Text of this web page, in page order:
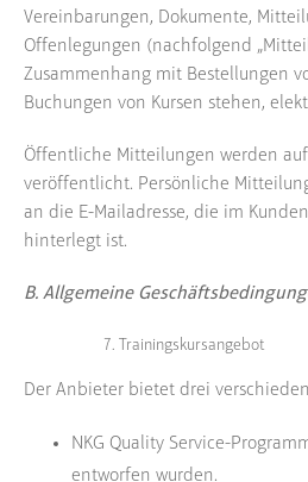
Vereinbarungen, Dokumente,
Offenlegungen (nachfolgend
Zusammenhang mit Bestellungen
Buchungen von Kursen stehen,
Öffentliche Mitteilungen werden
veröffentlicht. Persönliche
an die E-Mailadresse, die im
hinterlegt ist.
B. Allgemeine
Trainingskursangebot
Der Anbieter bietet drei
NKG Quality Service-
entworfen wurden.